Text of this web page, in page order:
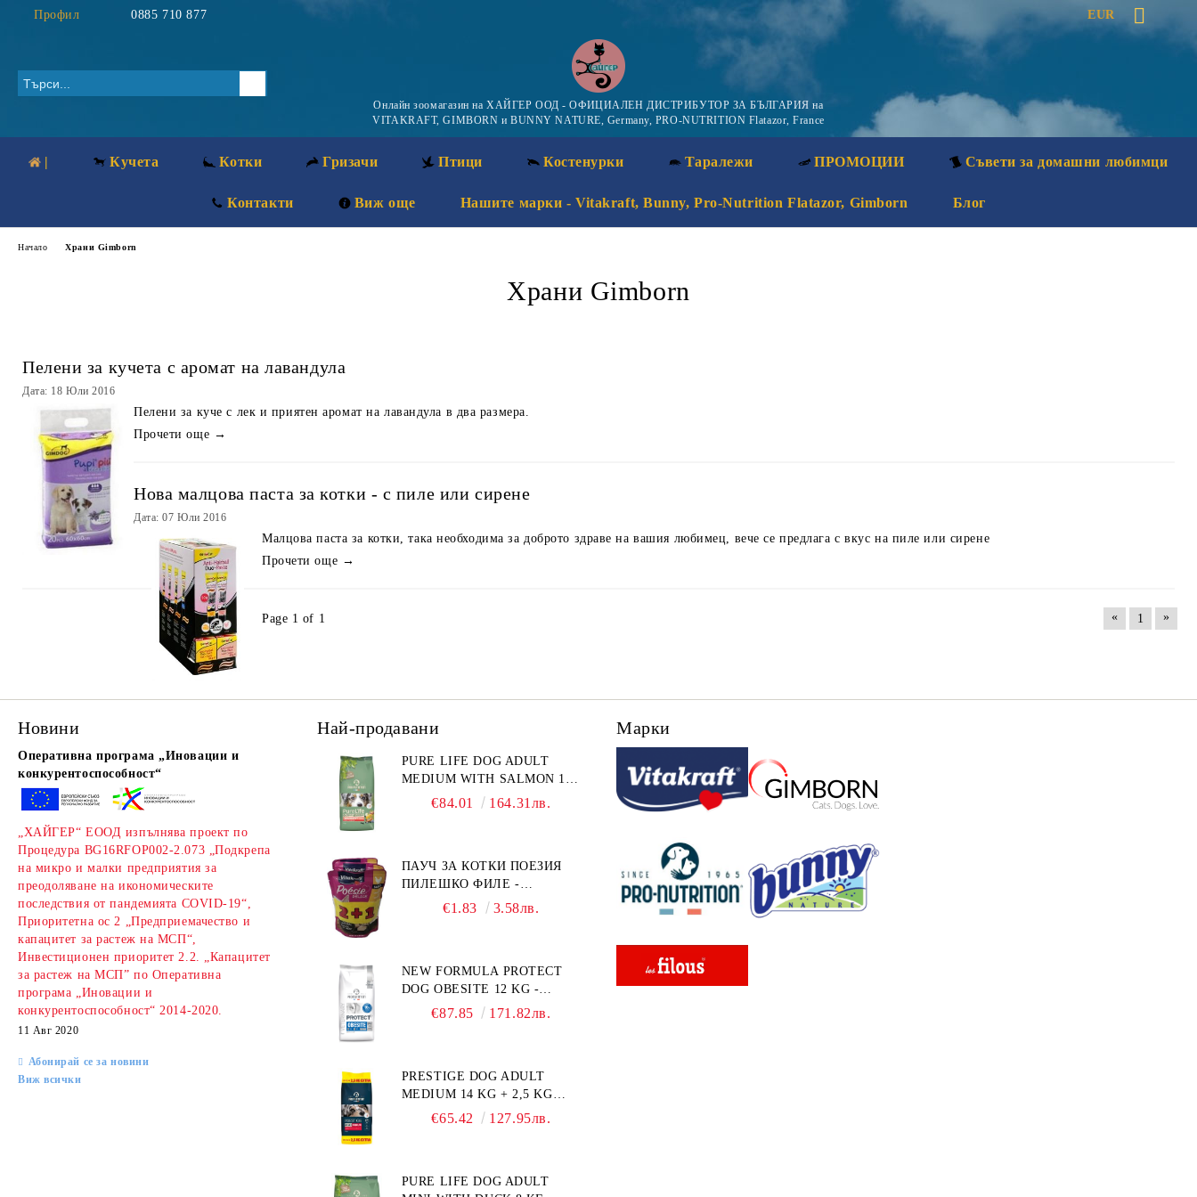
Профил 0885 710 877 EUR
Онлайн зоомагазин на ХАЙГЕР ООД - ОФИЦИАЛЕН ДИСТРИБУТОР ЗА БЪЛГАРИЯ на
VITAKRAFT, GIMBORN и BUNNY NATURE, Germany, PRO-NUTRITION Flatazor, France
| Кучета Котки Гризачи Птици Костенурки Таралежи ПРОМОЦИИ Съвети за домашни любимци
Контакти Виж още Нашите марки - Vitakraft, Bunny, Pro-Nutrition Flatazor, Gimborn Блог
Начало Храни Gimborn
Храни Gimborn
Пелени за кучета с аромат на лавандула
Дата: 18 Юли 2016
Пелени за куче с лек и приятен аромат на лавандула в два размера.
Прочети още →
Нова малцова паста за котки - с пиле или сирене
Дата: 07 Юли 2016
Малцова паста за котки, така необходима за доброто здраве на вашия любимец, вече се предлага с вкус на пиле или сирене
Прочети още →
Page 1 of 1 « 1 »
Новини
Оперативна програма „Иновации и
конкурентоспособност“
„ХАЙГЕР“ ЕООД изпълнява проект по
Процедура BG16RFOP002-2.073 „Подкрепа
на микро и малки предприятия за
преодоляване на икономическите
последствия от пандемията COVID-19“,
Приоритетна ос 2 „Предприемачество и
капацитет за растеж на МСП“,
Инвестиционен приоритет 2.2. „Капацитет
за растеж на МСП” по Оперативна
програма „Иновации и
конкурентоспособност“ 2014-2020.
11 Авг 2020
Абонирай се за новини
Виж всички
Най-продавани
PURE LIFE DOG ADULT
MEDIUM WITH SALMON 12
КГ - ПЪЛНОЦЕННА ХРАНА
ОТ 10 – 25 КГ, СЪС СЬОМГА.
БЕЗ ЗЪРНО, БЕЗ ГЛУТЕН.
ПРОИЗВЕДЕНА ВЪВ
€84.01 164.31лв.
ПАУЧ ЗА КОТКИ ПОЕЗИЯ
ПИЛЕШКО ФИЛЕ -
ПРОМОКОМПЛЕКТ 3 БР.
€1.83 3.58лв.
NEW FORMULA PROTECT
DOG OBESITE 12 KG -
ПЪЛНОЦЕННА ДИЕТИЧНА
ПОТРЕБНОСТИ:
"НАМАЛЯВАНЕ НА
НАДНОРМЕНО ТЕГЛО".
€87.85 171.82лв.
PRESTIGE DOG ADULT
MEDIUM 14 KG + 2,5 KG
ГРАТИС - ПЪЛНОЦЕННА
ВЪВ ФРАНЦИЯ.
€65.42 127.95лв.
PURE LIFE DOG ADULT
Марки